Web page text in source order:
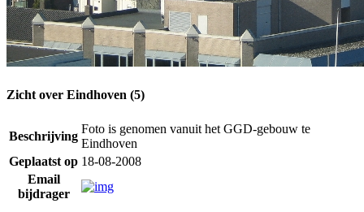
Zicht over Eindhoven (5)
Beschrijving
Foto is genomen vanuit het GGD-gebouw te
Eindhoven
Geplaatst op 18-08-2008
Email
bijdrager